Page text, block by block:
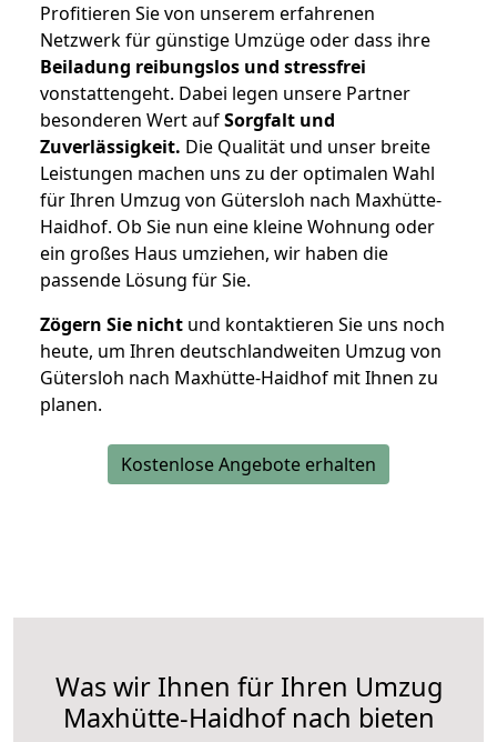
Profitieren Sie von unserem erfahrenen
Netzwerk für günstige Umzüge oder dass ihre
Beiladung reibungslos und stressfrei
vonstattengeht. Dabei legen unsere Partner
besonderen Wert aufSorgfalt und
Zuverlässigkeit. Die Qualität und unser breite
Leistungen machen uns zu der optimalen Wahl
für Ihren Umzug von Gütersloh nach Maxhütte-
Haidhof. Ob Sie nun eine kleine Wohnung oder
ein großes Haus umziehen, wir haben die
passende Lösung für Sie.
Zögern Sie nicht und kontaktieren Sie uns noch
heute, um Ihren deutschlandweiten Umzug von
Gütersloh nach Maxhütte-Haidhof mit Ihnen zu
planen.
Kostenlose Angebote erhalten
Was wir Ihnen für Ihren Umzug
Maxhütte-Haidhof nach bieten